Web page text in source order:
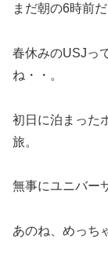
まだ朝の6時前
春休みのUSJっ
ね・・。
初日に泊まった
旅。
無事にユニバー
あのね、めっち